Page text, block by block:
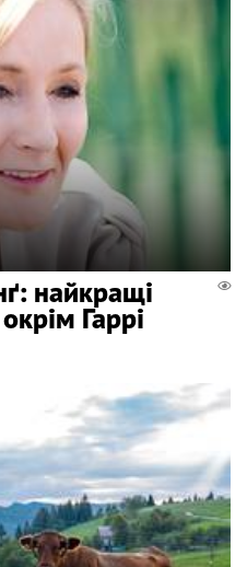
найкращі
Гаррі